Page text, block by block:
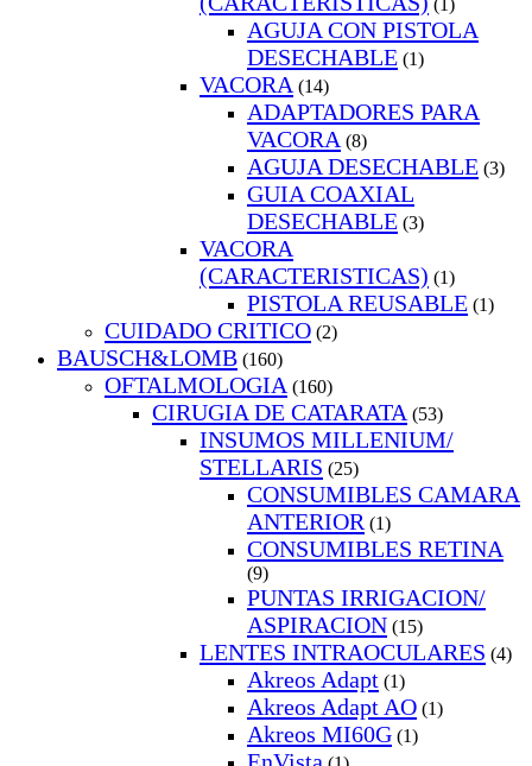
(1)
AGUJA CON PISTOLA
DESECHABLE (1)
VACORA (14)
ADAPTADORES PARA
VACORA (8)
AGUJA DESECHABLE (3)
GUIA COAXIAL
DESECHABLE (3)
VACORA
(CARACTERISTICAS) (1)
PISTOLA REUSABLE (1)
CUIDADO CRITICO (2)
BAUSCH&LOMB (160)
OFTALMOLOGIA (160)
CIRUGIA DE CATARATA (53)
INSUMOS MILLENIUM/
STELLARIS (25)
CONSUMIBLES CAMARA
ANTERIOR (1)
CONSUMIBLES RETINA
(9)
PUNTAS IRRIGACION/
ASPIRACION (15)
LENTES INTRAOCULARES (4)
Akreos Adapt (1)
Akreos Adapt AO (1)
Akreos MI60G (1)